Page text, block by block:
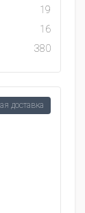
19
16
380
доставка